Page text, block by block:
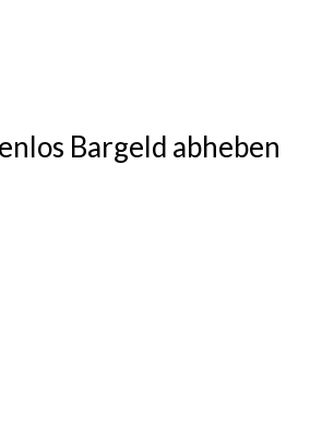
Bargeld abheben